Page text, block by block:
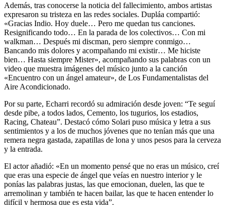
Además, tras conocerse la noticia del fallecimiento, ambos artistas
expresaron su tristeza en las redes sociales. Dupláa compartió:
«Gracias Indio. Hoy duele… Pero me quedan tus canciones.
Resignificando todo… En la parada de los colectivos… Con mi
walkman… Después mi discman, pero siempre conmigo…
Bancando mis dolores y acompañando mi existir… Me hiciste
bien… Hasta siempre Mister», acompañando sus palabras con un
video que muestra imágenes del músico junto a la canción
«Encuentro con un ángel amateur», de Los Fundamentalistas del
Aire Acondicionado.
Por su parte, Echarri recordó su admiración desde joven: “Te seguí
desde pibe, a todos lados, Cemento, los tugurios, los estadios,
Racing, Chateau”. Destacó cómo Solari puso música y letra a sus
sentimientos y a los de muchos jóvenes que no tenían más que una
remera negra gastada, zapatillas de lona y unos pesos para la cerveza
y la entrada.
El actor añadió: «En un momento pensé que no eras un músico, creí
que eras una especie de ángel que veías en nuestro interior y le
ponías las palabras justas, las que emocionan, duelen, las que te
arremolinan y también te hacen bailar, las que te hacen entender lo
difícil y hermosa que es esta vida”.